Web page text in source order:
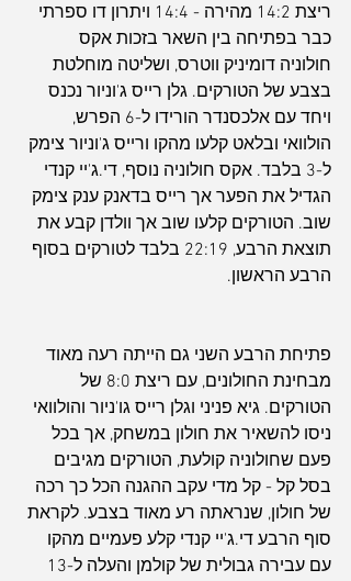
ריצת 14:2 מהירה - 14:4 ויתרון דו ספרתי
כבר בפתיחה בין השאר בזכות אקס
חולוניה דומיניק ווטרס, ושליטה מוחלטת
בצבע של הטורקים. גלן רייס ג'וניור נכנס
ויחד עם אלכסנדר הורידו ל-6 הפרש,
הולוואי ובלאט קלעו מהקו ורייס ג'וניור צימק
ל-3 בלבד. אקס חולוניה נוסף, די.ג'יי קנדי
הגדיל את הפער אך רייס בדאנק ענק צימק
שוב. הטורקים קלעו שוב אך וולדן קבע את
תוצאת הרבע, 22:19 בלבד לטורקים בסוף
הרבע הראשון.
פתיחת הרבע השני גם הייתה רעה מאוד
מבחינת החולונים, עם ריצת 8:0 של
הטורקים. גיא פניני וגלן רייס גו'ניור והולוואי
ניסו להשאיר את חולון במשחק, אך בכל
פעם שחולוניה קולעת, הטורקים מגיבים
בסל קל - קל מדי עקב ההגנה הכל כך רכה
של חולון, שנראתה רע מאוד בצבע. לקראת
סוף הרבע די.ג'יי קנדי קלע פעמיים מהקו